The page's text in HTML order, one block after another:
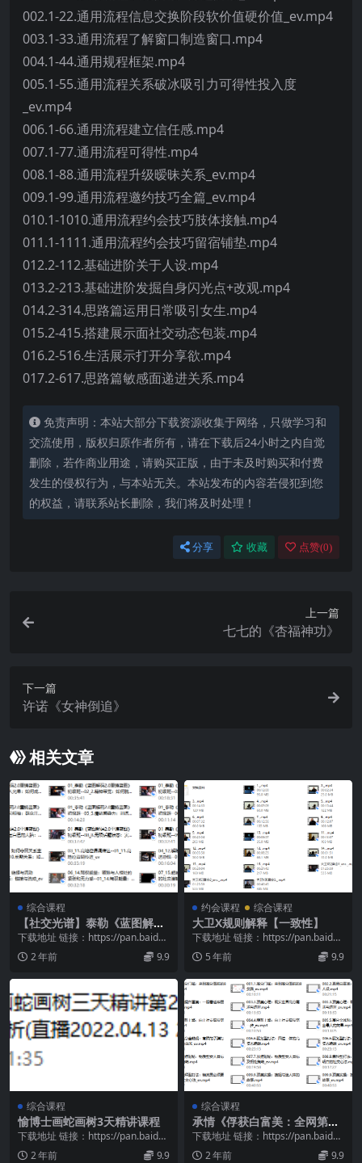
002.1-22.通用流程信息交换阶段软价值硬价值_ev.mp4
003.1-33.通用流程了解窗口制造窗口.mp4
004.1-44.通用规程框架.mp4
005.1-55.通用流程关系破冰吸引力可得性投入度
_ev.mp4
006.1-66.通用流程建立信任感.mp4
007.1-77.通用流程可得性.mp4
008.1-88.通用流程升级暧昧关系_ev.mp4
009.1-99.通用流程邀约技巧全篇_ev.mp4
010.1-1010.通用流程约会技巧肢体接触.mp4
011.1-1111.通用流程约会技巧留宿铺垫.mp4
012.2-112.基础进阶关于人设.mp4
013.2-213.基础进阶发掘自身闪光点+改观.mp4
014.2-314.思路篇运用日常吸引女生.mp4
015.2-415.搭建展示面社交动态包装.mp4
016.2-516.生活展示打开分享欲.mp4
017.2-617.思路篇敏感面递进关系.mp4
免责声明：本站大部分下载资源收集于网络，只做学习和
交流使用，版权归原作者所有，请在下载后24小时之内自觉
删除，若作商业用途，请购买正版，由于未及时购买和付费
发生的侵权行为，与本站无关。本站发布的内容若侵犯到您
的权益，请联系站长删除，我们将及时处理！
分享 收藏 点赞(0)
上一篇
七七的《杏福神功》
下一篇
许诺《女神倒追》
相关文章
综合课程
【社交光谱】泰勒《蓝图解码
2.0重铸蓝图》标准班
下载地址 链接：https://pan.baidu.
com/s/1jzsAKsv...
2 年前 9.9
约会课程 综合课程
大卫X规则解释【一致性】
下载地址 链接：https://pan.baidu.
com/s/12rdpeW2...
5 年前 9.9
综合课程
愉博士画蛇画树3天精讲课程
下载地址 链接：https://pan.baidu.
com/s/1J0NKaEo...
2 年前 9.9
综合课程
承情《俘获白富美：全网第一
高分顶美课》
下载地址 链接：https://pan.baidu.
com/s/1VRuPATT...
2 年前 9.9